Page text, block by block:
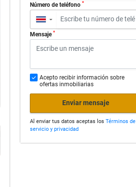
Número de teléfono *
▼
Mensaje *
Acepto recibir información sobre
ofertas inmobiliarias
Enviar mensaje
Al enviar tus datos aceptas los Términos de
servicio y privacidad